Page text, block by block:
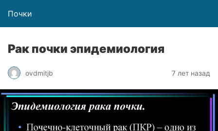
Почки
Рак почки эпидемиология
ovdmitjb 7 лет назад